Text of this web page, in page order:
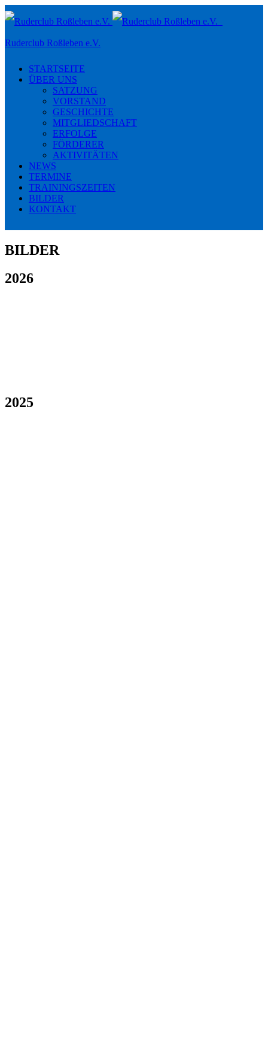
Toggle
navigation
Ruderclub Roßleben e.V.
STARTSEITE
ÜBER UNS
SATZUNG
VORSTAND
GESCHICHTE
MITGLIEDSCHAFT
ERFOLGE
FÖRDERER
AKTIVITÄTEN
NEWS
TERMINE
TRAININGSZEITEN
BILDER
KONTAKT
BILDER
2026
2025